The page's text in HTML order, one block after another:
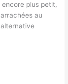
plus petit,
au